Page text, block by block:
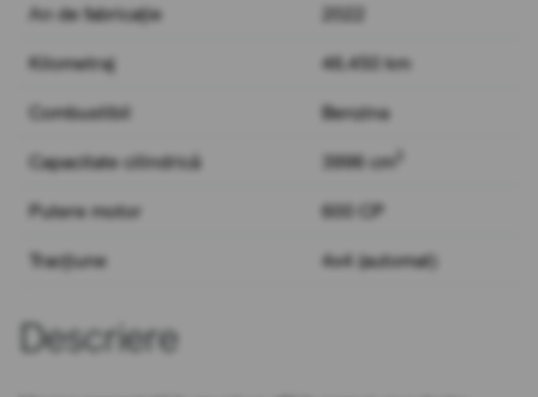
An de fabricație 2022
Kilometraj 46.450 km
Combustibil Benzina
Capacitate cilindrică 3996 cm
Putere motor 600 CP
Tracțiune 4x4 (automat)
Descriere